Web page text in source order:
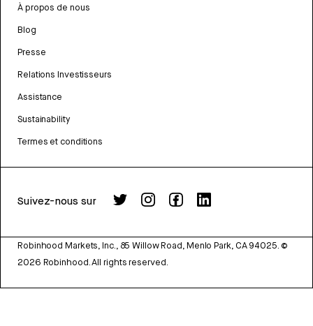
À propos de nous
Blog
Presse
Relations Investisseurs
Assistance
Sustainability
Termes et conditions
Suivez-nous sur
Robinhood Markets, Inc., 85 Willow Road, Menlo Park, CA 94025. ©
2026 Robinhood. All rights reserved.